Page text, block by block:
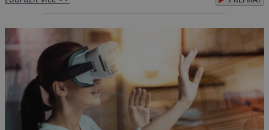
tak vysoká, že ji žádný pták nepřeletí,“ praví
starodávné legendy. Zároveň se má jednat o […]